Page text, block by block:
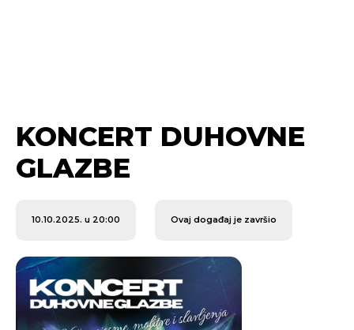
KONCERT DUHOVNE
GLAZBE
10.10.2025. u 20:00 Ovaj događaj je završio